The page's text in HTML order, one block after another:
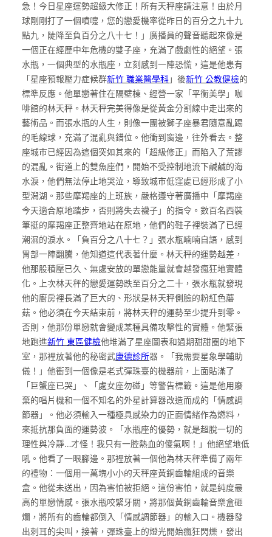
急！今日星座運勢超級大修正！所有天秤座請注意！由於月
球剛剛打了一個噴嚏，您的戀愛機率從昨日的百分之九十九
點九，陡降至負百分之八十七！」廣播員的聲音聽起來像是
一個正在經歷中年危機的雙子座，充滿了戲劇性的絕望。張
水瓶，一個典型的水瓶座，立刻感到一陣恐慌，這是他患有
「星座預報壓力症候群新竹 職業醫學科」後新竹 公教健檢的
標準反應。他單戀著住在隔壁棟、經營一家「平衡美學」咖
啡館的林天秤。林天秤完美得像是從黃金分割線中走出來的
藝術品。而張水瓶的人生，則像一團被獅子座暴君隨意亂踢
的毛線球，充滿了混亂與錯位。他衝到窗邊，往外看去。整
座城市已經因為這個突如其來的「超級修正」而陷入了荒謬
的混亂。街道上的雙魚座們，開始不受控制地流下鹹鹹的海
水淚，他們無法停止地哭泣，導致城市低窪處已經形成了小
型潟湖。那些摩羯座的上班族，嚴格遵守著廣播中「摩羯座
今天適合原地踏步，否則將失去襪子」的指令。數百名西裝
筆挺的摩羯座正整齊地站在原地，他們的鞋子裡裝滿了已經
潮濕的淚水。「負百分之八十七？」張水瓶喃喃自語，感到
胃部一陣翻騰，他知道這代表著什麼。林天秤的運勢越差，
他那股積壓已久、無處安放的單戀能量就會越發瘋狂地實體
化。上次林天秤的戀愛運勢跌至百分之二十，張水瓶就發現
他的廚房裡長滿了巨大的、形狀是林天秤側臉的粉紅色蘑
菇。他必須在今天結束前，將林天秤的運勢至少提升到零。
否則，他那份單戀就會變成某種具備攻擊性的實體。他緊張
地跑進新竹 東區健檢他堆滿了星座圖表和過期甜甜圈的地下
室，那裡放著他的秘密武康德診所器。「我需要星象學輔助
儀！」他衝到一個像是老式彈珠臺的機器前，上面貼滿了
「巨蟹座已哭」、「處女座勿碰」等警告標籤。這是他用廢
棄的唱片機和一個不知名的外星計算器改造而成的「情感調
節器」。他必須輸入一種極具感染力的正面情緒作為燃料，
來抵抗那負面的運勢波。「水瓶座的優勢，就是超脫一切的
理性與冷靜…才怪！我只有一腔熱血的傻氣啊！」他絕望地低
吼。他看了一眼腳邊。那裡放著一個他為林天秤準備了兩年
的禮物：一個用一萬塊小小的天秤座黃銅齒輪組成的音樂
盒。他從未送出，因為害怕被拒絕。這份害怕，就是純度最
高的單戀情感。張水瓶咬緊牙關，將那個黃銅齒輪音樂盒砸
爛，將所有的齒輪都倒入「情感調節器」的輸入口。機器發
出刺耳的尖叫，接著，彈珠臺上的燈光開始瘋狂閃爍，發出